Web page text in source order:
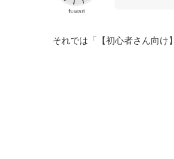
fuwari
それでは「【初心者さん向け